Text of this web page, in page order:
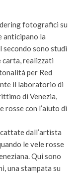
fotografici su
anticipano la
sono studi
carta, realizzati
per Red
il laboratorio di
di Venezia,
rosse con l’aiuto di
dall’artista
le vele rosse
Qui sono
una stampata su